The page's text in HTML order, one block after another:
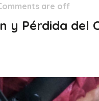
are off
y Pérdida del